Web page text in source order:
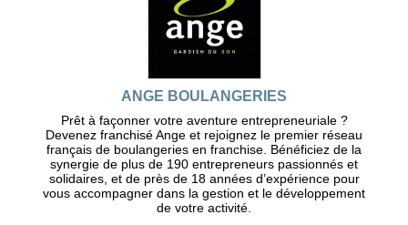
ANGE BOULANGERIES
Prêt à façonner votre aventure entrepreneuriale ?
Devenez franchisé Ange et rejoignez le premier réseau
français de boulangeries en franchise. Bénéficiez de la
synergie de plus de 190 entrepreneurs passionnés et
solidaires, et de près de 18 années d’expérience pour
vous accompagner dans la gestion et le développement
de votre activité.